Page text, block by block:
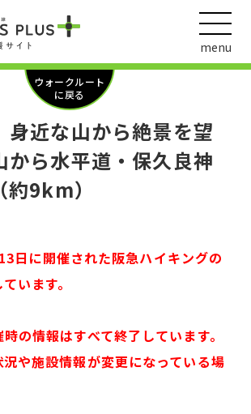
menu
ウォークルート
に戻る
身近な山から絶景を望
ら水平道・保久良神
9km）
日に開催された阪急ハイキングの
います。
の情報はすべて終了しています。
況や施設情報が変更になっている場
ウェルネス動画
ルスケアの取組